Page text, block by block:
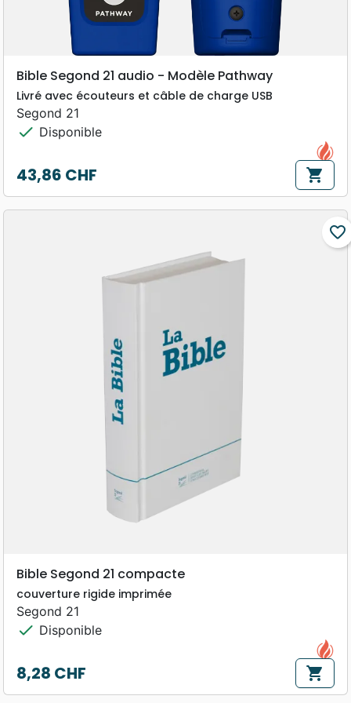
Bible Segond 21 audio - Modèle Pathway
Livré avec écouteurs et câble de charge USB
Segond 21
check Disponible
Prix
43,86 CHF shopping_cart
favorite_border
Bible Segond 21 compacte
couverture rigide imprimée
Segond 21
check Disponible
Prix
8,28 CHF shopping_cart